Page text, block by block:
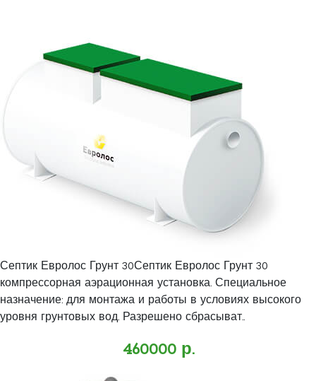
Септик Евролос Грунт 30Септик Евролос Грунт 30
компрессорная аэрационная установка. Специальное
назначение: для монтажа и работы в условиях высокого
уровня грунтовых вод. Разрешено сбрасыват..
460000 р.